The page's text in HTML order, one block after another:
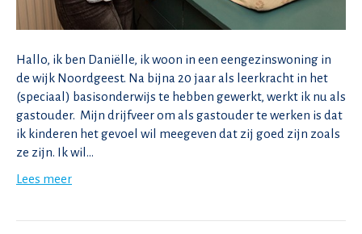
Hallo, ik ben Daniëlle, ik woon in een eengezinswoning in
de wijk Noordgeest. Na bijna 20 jaar als leerkracht in het
(speciaal) basisonderwijs te hebben gewerkt, werkt ik nu als
gastouder. Mijn drijfveer om als gastouder te werken is dat
ik kinderen het gevoel wil meegeven dat zij goed zijn zoals
ze zijn. Ik wil…
Lees meer